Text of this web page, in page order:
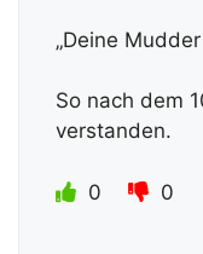
„Deine
So nach dem
verstanden.
0 0